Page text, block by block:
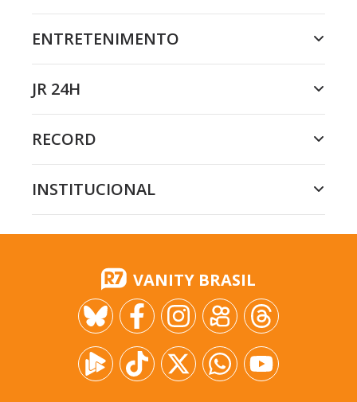
ENTRETENIMENTO
JR 24H
RECORD
INSTITUCIONAL
VANITY BRASIL